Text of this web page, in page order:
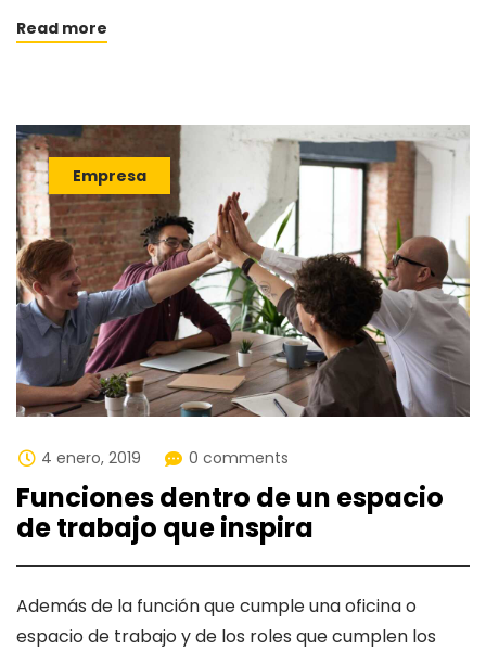
Read more
Empresa
4 enero, 2019 0 comments
Funciones dentro de un espacio
de trabajo que inspira
Además de la función que cumple una oficina o
espacio de trabajo y de los roles que cumplen los